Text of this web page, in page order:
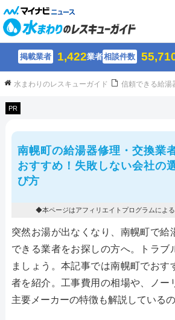
掲載業者 1,422業者相談件数
水まわりのレスキューガイド 信頼できる給湯
PR
南幌町の給湯器修理・交換業
おすすめ！失敗しない会社の
び方
◆本ページはアフィリエイトプログラムによる
突然お湯が出なくなり、南幌町で給
できる業者をお探しの方へ。トラブ
ましょう。本記事では南幌町でおす
者を紹介。工事費用の相場や、ノー
主要メーカーの特徴も解説している